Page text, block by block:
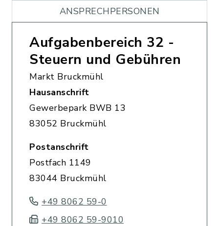
ANSPRECHPERSONEN
Aufgabenbereich 32 -
Steuern und Gebühren
Markt Bruckmühl
Hausanschrift
Gewerbepark BWB 13
83052 Bruckmühl
Postanschrift
Postfach 1149
83044 Bruckmühl
+49 8062 59-0
+49 8062 59-9010